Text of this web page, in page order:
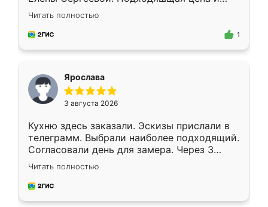
короткие сроки изготовления. Приехавший
для замера сотрудник Владислав
предложил по моему эскизу самый
Читать полностью
1
Ярослава
3 августа 2026
Кухню здесь заказали. Эскизы прислали в
телеграмм. Выбрали наиболее подходящий.
Согласовали день для замера. Через 3
недели кухня была уже готова. Остались
довольны работой. Спасибо Ренессанс
мебель за качественную работу!
Читать полностью